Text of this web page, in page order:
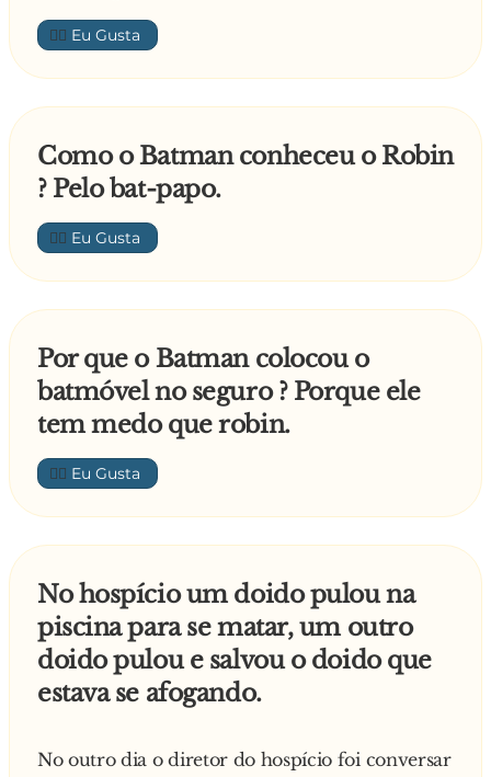
👍🏼
Como o Batman conheceu o Robin
? Pelo bat-papo.
👍🏼
Por que o Batman colocou o
batmóvel no seguro ? Porque ele
tem medo que robin.
👍🏼
No hospício um doido pulou na
piscina para se matar, um outro
doido pulou e salvou o doido que
estava se afogando.
No outro dia o diretor do hospício foi conversar